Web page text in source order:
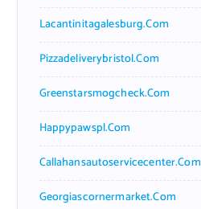
Lacantinitagalesburg.com
Pizzadeliverybristol.com
Greenstarsmogcheck.com
Happypawspl.com
Callahansautoservicecenter.com
Georgiascornermarket.com